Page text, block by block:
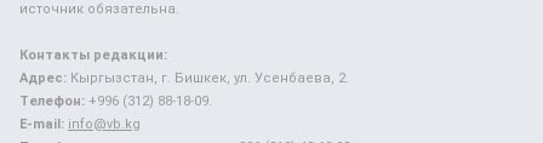
источник обязательна.
Контакты редакции:
Адрес: Кыргызстан, г. Бишкек, ул. Усенбаева, 2.
Телефон: +996 (312) 88-18-09.
E-mail: info@vb.kg